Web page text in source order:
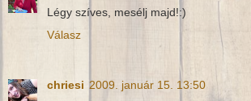
Légy szíves, mesélj majd!:)
Válasz
chriesi 2009. január 15. 13:50